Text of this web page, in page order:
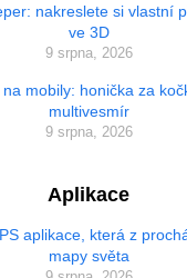
nakreslete si vlastní
ve 3D
9 srpna, 2026
mobily: honička za
multivesmír
9 srpna, 2026
Aplikace
aplikace, která z
mapy světa